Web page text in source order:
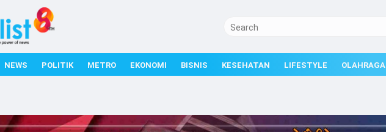
NEWS POLITIK METRO EKONOMI BISNIS KESEHATAN LIFESTYLE OLAHRAGA